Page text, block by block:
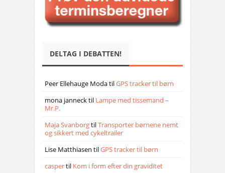
DELTAG I DEBATTEN!
Peer Ellehauge ModatilGPS tracker til børn
mona jannecktil Lampe med tissemand –
Mr.P.
Maja SvanborgtilTransporter børnene nemt
og sikkert med cykeltrailer
Lise Matthiasen tilGPS tracker til børn
caspertil Kom i form efter din graviditet